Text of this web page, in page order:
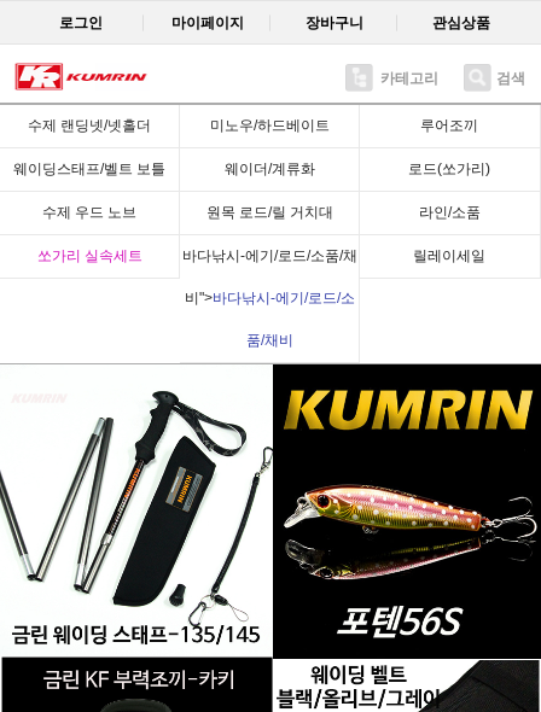
로그인 마이페이지 장바구니 관심상품
카테고리 검색
수제 랜딩넷/넷홀더 미노우/하드베이트 루어조끼
웨이딩스태프/벨트 보틀 웨이더/계류화 로드(쏘가리)
수제 우드 노브 원목 로드/릴 거치대 라인/소품
쏘가리 실속세트 바다낚시-에기/로드/소품/채
비">바다낚시-에기/로드/소
품/채비
릴레이세일